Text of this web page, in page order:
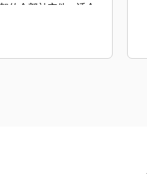
的全部补充件，适合